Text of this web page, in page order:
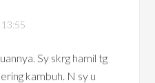
Sy skrg hamil tg
kambuh. N sy u